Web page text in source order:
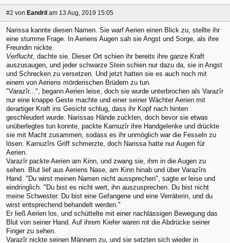
#2 von Eandril am 13 Aug, 2019 15:05
Narissa kannte diesen Namen. Sie warf Aerien einen Blick zu, stellte ihr
eine stumme Frage. In Aeriens Augen sah sie Angst und Sorge, als ihre
Freundin nickte.
Verflucht, dachte sie. Dieser Ort schien ihr bereits ihre ganze Kraft
auszusaugen, und jeder schwarze Stein schien nur dazu da, sie in Angst
und Schrecken zu versetzen. Und jetzt hatten sie es auch noch mit
einem von Aeriens mörderischen Brüdern zu tun.
"Varazîr...", begann Aerien leise, doch sie wurde unterbrochen als Varazîr
nur eine knappe Geste machte und einer seiner Wächter Aerien mit
derartiger Kraft ins Gesicht schlug, dass ihr Kopf nach hinten
geschleudert wurde. Narissas Hände zuckten, doch bevor sie etwas
unüberlegtes tun konnte, packte Karnuzîr ihre Handgelenke und drückte
sie mit Macht zusammen, sodass es ihr unmöglich war die Fesseln zu
lösen. Karnuzîrs Griff schmerzte, doch Narissa hatte nur Augen für
Aerien.
Varazîr packte Aerien am Kinn, und zwang sie, ihm in die Augen zu
sehen. Blut lief aus Aeriens Nase, am Kinn hinab und über Varazîrs
Hand. "Du wirst meinen Namen nicht aussprechen", sagte er leise und
eindringlich. "Du bist es nicht wert, ihn auszusprechen. Du bist nicht
meine Schwester. Du bist eine Gefangene und eine Verräterin, und du
wirst entsprechend behandelt werden."
Er ließ Aerien los, und schüttelte mit einer nachlässigen Bewegung das
Blut von seiner Hand. Auf ihrem Kiefer waren rot die Abdrücke seiner
Finger zu sehen.
Varazîr nickte seinen Männern zu, und sie setzten sich wieder in